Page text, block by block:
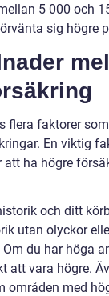
5 000 och
sig högre
flera faktorer
En viktig
att ha högre
och ditt
utan olyckor
Om du har höga
att vara högre.
områden med